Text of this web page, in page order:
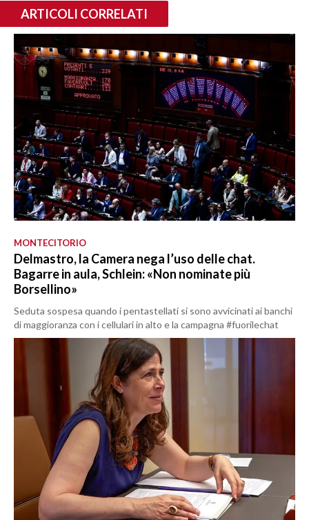
ARTICOLI CORRELATI
MONTECITORIO
Delmastro, la Camera nega l’uso delle chat.
Bagarre in aula, Schlein: «Non nominate più
Borsellino»
Seduta sospesa quando i pentastellati si sono avvicinati ai banchi
di maggioranza con i cellulari in alto e la campagna #fuorilechat